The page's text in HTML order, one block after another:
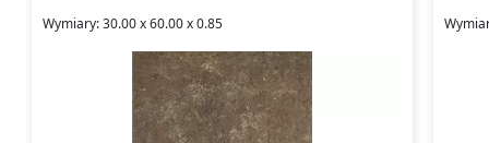
Wymiary: 30.00 x 60.00 x 0.85